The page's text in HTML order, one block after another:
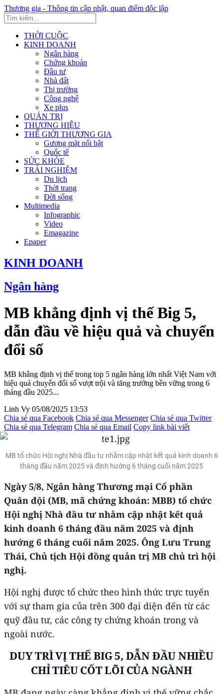
Thương gia - Thông tin cập nhật, quan điểm độc lập
THỜI CUỘC
KINH DOANH
Ngân hàng
Chứng khoán
Đầu tư
Nhà đất
Thị trường
Công nghệ
Xe plus
QUẢN TRỊ
THƯƠNG HIỆU
THẾ GIỚI THƯƠNG GIA
Gương mặt nổi bật
Quốc tế
SỨC KHỎE
TRẢI NGHIỆM
Du lịch
Thời trang
Đời sống
Multimedia
Infographic
Video
Emagazine
Epaper
KINH DOANH
Ngân hàng
MB khẳng định vị thế Big 5,
dẫn đầu về hiệu quả và chuyển
đổi số
MB khẳng định vị thế trong top 5 ngân hàng lớn nhất Việt Nam với
hiệu quả chuyển đổi số vượt trội và tăng trưởng bền vững trong 6
tháng đầu 2025...
Linh Vy 05/08/2025 13:53
Chia sẻ qua Facebook Chia sẻ qua Messenger Chia sẻ qua Twitter
Chia sẻ qua Telegram Chia sẻ qua Email Copy link bài viết
MB tổ chức Hội nghị Nhà đầu tư nhằm cập nhật kết quả kinh doanh 6
tháng đầu năm 2025 và định hướng 6 tháng cuối năm 2025
Ngày 5/8, Ngân hàng Thương mại Cổ phần
Quân đội (MB, mã chứng khoán: MBB) tổ chức
Hội nghị Nhà đầu tư nhằm cập nhật kết quả
kinh doanh 6 tháng đầu năm 2025 và định
hướng 6 tháng cuối năm 2025. Ông Lưu Trung
Thái, Chủ tịch Hội đồng quản trị MB chủ trì hội
nghị.
Hội nghị được tổ chức theo hình thức trực tuyến
với sự tham gia của trên 300 đại diện đến từ các
quỹ đầu tư, các công ty chứng khoán trong và
ngoài nước.
DUY TRÌ VỊ THẾ BIG 5, DẪN ĐẦU NHIỀU
CHỈ TIÊU CỐT LÕI CỦA NGÀNH